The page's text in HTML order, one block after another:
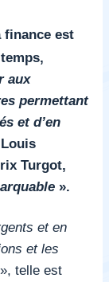
finance est
aux
permettant
et d’en
Turgot,
».
et en
et les
telle est